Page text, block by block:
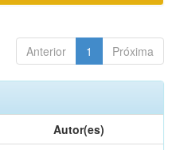
Anterior 1 Próxima
Autor(es)